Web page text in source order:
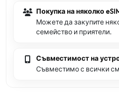
Покупка на няколко
Можете да закупите
семейство и приятели.
Съвместимост на
Съвместимо с всички